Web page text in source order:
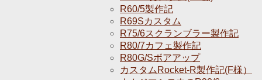
R60/5製作記
R69Sカスタム
R75/6スクランブラー製作記
R80/7カフェ製作記
R80G/Sボアアップ
カスタムRocket-R製作記(F様）